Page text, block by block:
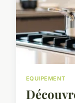
EQUIPEMENT